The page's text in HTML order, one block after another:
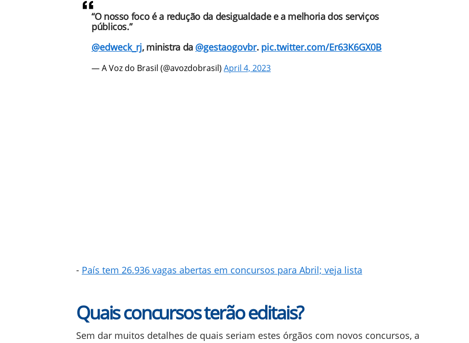
“O nosso foco é a redução da desigualdade e a melhoria dos serviços
públicos.”
@edweck_rj⁩, ministra da ⁦ @gestaogovbr⁩. pic.twitter.com/Er63K6GX0B
— A Voz do Brasil (@avozdobrasil) April 4, 2023
- País tem 26.936 vagas abertas em concursos para Abril; veja lista
Quais concursos terão editais?
Sem dar muitos detalhes de quais seriam estes órgãos com novos concursos, a